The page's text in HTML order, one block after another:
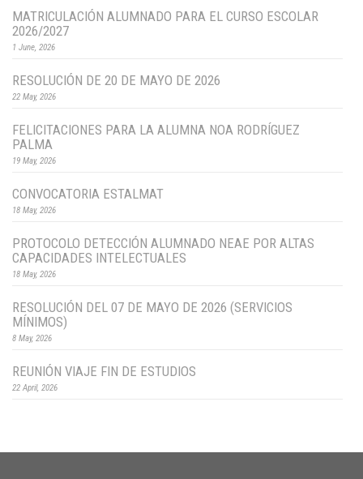
MATRICULACIÓN ALUMNADO PARA EL CURSO ESCOLAR
2026/2027
1 June, 2026
RESOLUCIÓN DE 20 DE MAYO DE 2026
22 May, 2026
FELICITACIONES PARA LA ALUMNA NOA RODRÍGUEZ
PALMA
19 May, 2026
CONVOCATORIA ESTALMAT
18 May, 2026
PROTOCOLO DETECCIÓN ALUMNADO NEAE POR ALTAS
CAPACIDADES INTELECTUALES
18 May, 2026
RESOLUCIÓN DEL 07 DE MAYO DE 2026 (SERVICIOS
MÍNIMOS)
8 May, 2026
REUNIÓN VIAJE FIN DE ESTUDIOS
22 April, 2026